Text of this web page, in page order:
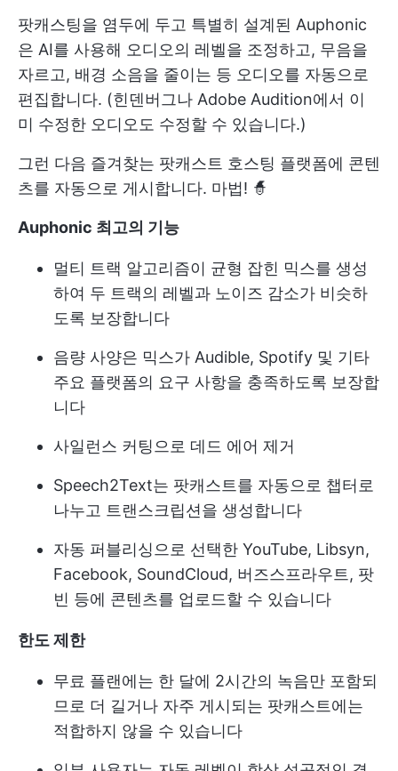
팟캐스팅을 염두에 두고 특별히 설계된 Auphonic
은 AI를 사용해 오디오의 레벨을 조정하고, 무음을
자르고, 배경 소음을 줄이는 등 오디오를 자동으로
편집합니다. (힌덴버그나 Adobe Audition에서 이
미 수정한 오디오도 수정할 수 있습니다.)
그런 다음 즐겨찾는 팟캐스트 호스팅 플랫폼에 콘텐
츠를 자동으로 게시합니다. 마법! 🧙
Auphonic 최고의 기능
멀티 트랙 알고리즘이 균형 잡힌 믹스를 생성
하여 두 트랙의 레벨과 노이즈 감소가 비슷하
도록 보장합니다
음량 사양은 믹스가 Audible, Spotify 및 기타
주요 플랫폼의 요구 사항을 충족하도록 보장합
니다
사일런스 커팅으로 데드 에어 제거
Speech2Text는 팟캐스트를 자동으로 챕터로
나누고 트랜스크립션을 생성합니다
자동 퍼블리싱으로 선택한 YouTube, Libsyn,
Facebook, SoundCloud, 버즈스프라우트, 팟
빈 등에 콘텐츠를 업로드할 수 있습니다
한도 제한
무료 플랜에는 한 달에 2시간의 녹음만 포함되
므로 더 길거나 자주 게시되는 팟캐스트에는
적합하지 않을 수 있습니다